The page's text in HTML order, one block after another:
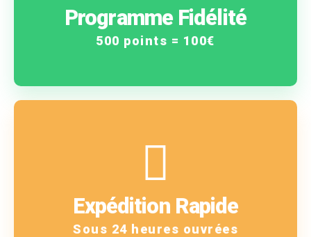
Programme Fidélité
500 points = 100€
Plus vous achetez, plus
vous gagnez !
Expédition Rapide
Sous 24 heures ouvrées
Vous êtes notre priorité
!